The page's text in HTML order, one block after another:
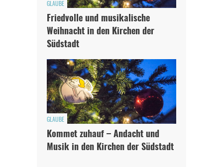
GLAUBE
Friedvolle und musikalische
Weihnacht in den Kirchen der
Südstadt
GLAUBE
Kommet zuhauf – Andacht und
Musik in den Kirchen der Südstadt